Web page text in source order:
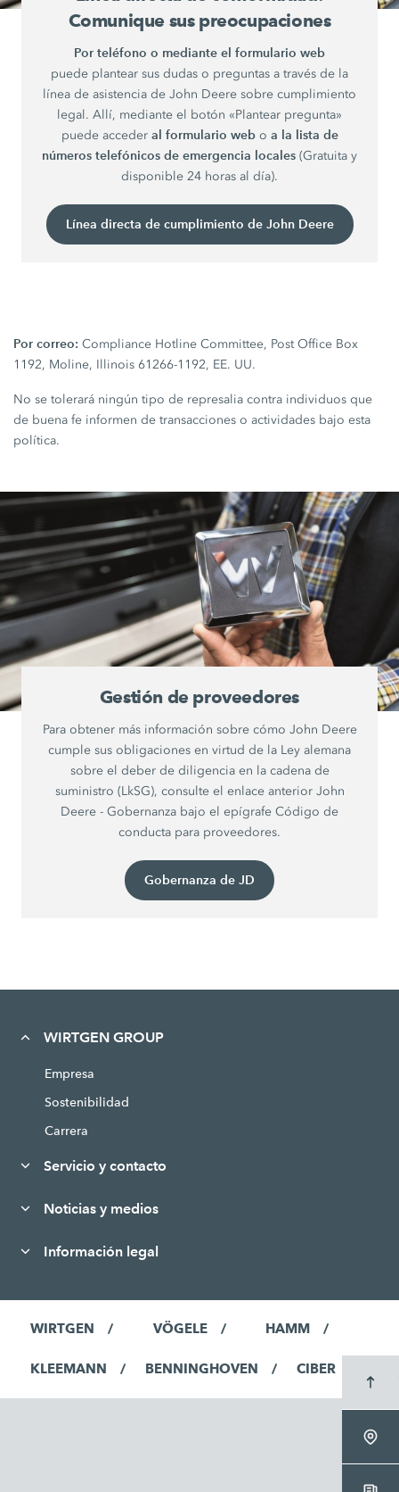
Comunique sus preocupaciones
Por teléfono o mediante el formulario web
puede plantear sus dudas o preguntas a través de la
línea de asistencia de John Deere sobre cumplimiento
legal. Allí, mediante el botón «Plantear pregunta»
puede acceder al formulario webo a la lista de
números telefónicos de emergencia locales (Gratuita y
disponible 24 horas al día).
Línea directa de cumplimiento de John Deere
Por correo:Compliance Hotline Committee, Post Office Box
1192, Moline, Illinois 61266-1192, EE. UU.
No se tolerará ningún tipo de represalia contra individuos que
de buena fe informen de transacciones o actividades bajo esta
política.
Gestión de proveedores
Para obtener más información sobre cómo John Deere
cumple sus obligaciones en virtud de la Ley alemana
sobre el deber de diligencia en la cadena de
suministro (LkSG), consulte el enlace anterior John
Deere - Gobernanza bajo el epígrafe Código de
conducta para proveedores.
Gobernanza de JD
WIRTGEN GROUP
Empresa
Sostenibilidad
Carrera
Servicio y contacto
Noticias y medios
Información legal
WIRTGEN VÖGELE HAMM
KLEEMANN BENNINGHOVEN CIBER